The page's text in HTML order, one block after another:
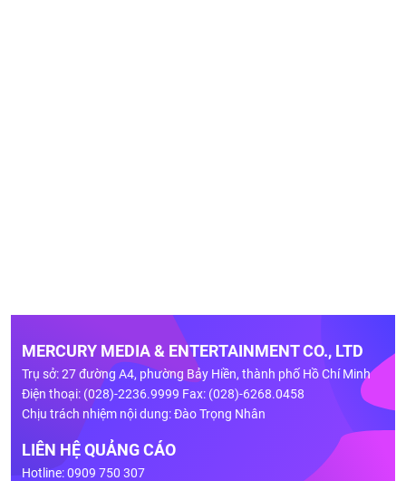
MERCURY MEDIA & ENTERTAINMENT CO., LTD
Trụ sở: 27 đường A4, phường Bảy Hiền, thành phố Hồ Chí Minh
Điện thoại: (028)-2236.9999 Fax: (028)-6268.0458
Chịu trách nhiệm nội dung: Đào Trọng Nhân
LIÊN HỆ QUẢNG CÁO
Hotline: 0909 750 307